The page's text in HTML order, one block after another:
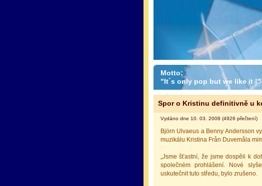
Motto:
"It´s only pop but we like it !"
Spor o Kristinu definitivně u
Vydáno dne 10. 03. 2008 (4926 přečtení)
Björn Ulvaeus a Benny Andersson
muzikálu Kristina Från Duvemåla
„Jsme šťastní, že jsme dospěli k
společném prohlášení. Nové
uskutečnit tuto středu, bylo zrušeno.